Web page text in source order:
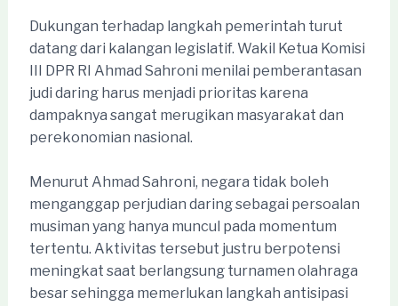
Dukungan terhadap langkah pemerintah turut
datang dari kalangan legislatif. Wakil Ketua Komisi
III DPR RI Ahmad Sahroni menilai pemberantasan
judi daring harus menjadi prioritas karena
dampaknya sangat merugikan masyarakat dan
perekonomian nasional.
Menurut Ahmad Sahroni, negara tidak boleh
menganggap perjudian daring sebagai persoalan
musiman yang hanya muncul pada momentum
tertentu. Aktivitas tersebut justru berpotensi
meningkat saat berlangsung turnamen olahraga
besar sehingga memerlukan langkah antisipasi